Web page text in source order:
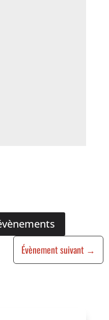
Évènement suivant →